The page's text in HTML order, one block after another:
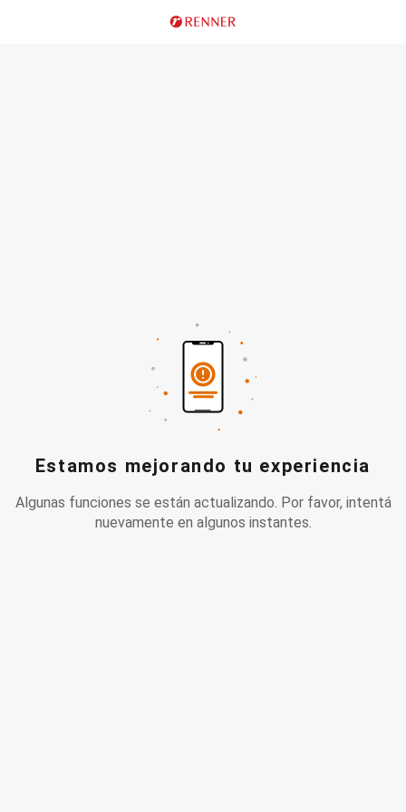
Estamos mejorando tu experiencia
Algunas funciones se están actualizando. Por favor, intentá
nuevamente en algunos instantes.